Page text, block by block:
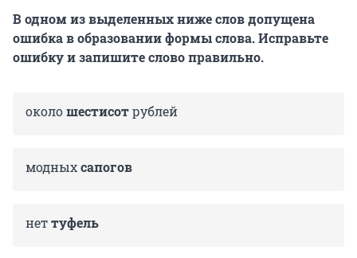
В одном из выделенных ниже слов допущена
ошибка в образовании формы слова. Исправьте
ошибку и запишите слово правильно.
околошестисотрублей
модныхсапогов
неттуфель